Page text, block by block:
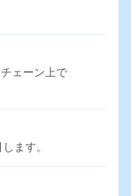
ェーン上で
ます。